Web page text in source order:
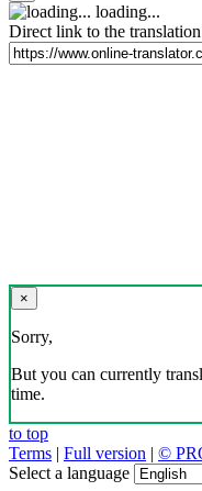
loading...
Direct link to the
×
Sorry,
But you can currently
time.
to top
Terms | Full version | ©
Select a language